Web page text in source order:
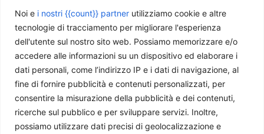
Noi e i nostri {{count}} partner utilizziamo cookie e altre
tecnologie di tracciamento per migliorare l'esperienza
dell'utente sul nostro sito web. Possiamo memorizzare e/o
accedere alle informazioni su un dispositivo ed elaborare i
dati personali, come l’indirizzo IP e i dati di navigazione, al
fine di fornire pubblicità e contenuti personalizzati, per
consentire la misurazione della pubblicità e dei contenuti,
ricerche sul pubblico e per sviluppare servizi. Inoltre,
possiamo utilizzare dati precisi di geolocalizzazione e
Una Mosca dentro il gasdotto cinese: il futuro della
cooperazione energetica tra Russia e Cina
Maria Grazia Russo - 31 Luglio 2026